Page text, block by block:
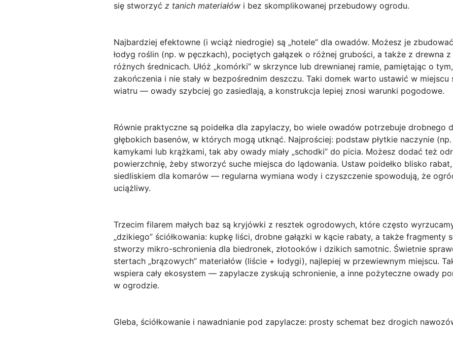
się stworzyć z tanich materiałów i bez skomplikowanej przebudowy ogrodu.
Najbardziej efektowne (i wciąż niedrogie) są „hotele” dla owadów. Możesz je
łodyg roślin (np. w pęczkach), pociętych gałązek o różnej grubości, a także z drewna
różnych średnicach. Ułóż „komórki” w skrzynce lub drewnianej ramie, pamiętając o
zakończenia i nie stały w bezpośrednim deszczu. Taki domek warto ustawić w miejscu
wiatru — owady szybciej go zasiedlają, a konstrukcja lepiej znosi warunki pogodowe.
Równie praktyczne są poidełka dla zapylaczy, bo wiele owadów potrzebuje drobnego
głębokich basenów, w których mogą utknąć. Najprościej: podstaw płytkie naczynie
kamykami lub krążkami, tak aby owady miały „schodki” do picia. Możesz dodać też
powierzchnię, żeby stworzyć suche miejsca do lądowania. Ustaw poidełko blisko
siedliskiem dla komarów — regularna wymiana wody i czyszczenie spowodują, że
uciążliwy.
Trzecim filarem małych baz są kryjówki z resztek ogrodowych, które często
„dzikiego” ściółkowania: kupkę liści, drobne gałązki w kącie rabaty, a także fragmenty
stworzy mikro-schronienia dla biedronek, złotooków i dzikich samotnic. Świetnie
stertach „brązowych” materiałów (liście + łodygi), najlepiej w przewiewnym miejscu.
wspiera cały ekosystem — zapylacze zyskują schronienie, a inne pożyteczne owady
w ogrodzie.
Gleba, ściółkowanie i nawadnianie pod zapylacze: prosty schemat bez drogich